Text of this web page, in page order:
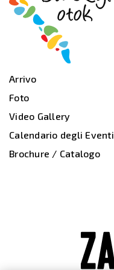
Arrivo
Foto
Video Gallery
Calendario degli Eventi
Brochure / Catalogo